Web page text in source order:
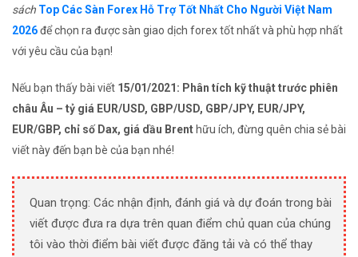
sách Top Các Sàn Forex Hỗ Trợ Tốt Nhất Cho Người Việt Nam
2026để chọn ra được sàn giao dịch forex tốt nhất và phù hợp nhất
với yêu cầu của bạn!
Nếu bạn thấy bài viết 15/01/2021: Phân tích kỹ thuật trước phiên
châu Âu – tỷ giá EUR/USD, GBP/USD, GBP/JPY, EUR/JPY,
EUR/GBP, chỉ số Dax, giá dầu Brent hữu ích, đừng quên chia sẻ bài
viết này đến bạn bè của bạn nhé!
Quan trọng: Các nhận định, đánh giá và dự đoán trong bài
viết được đưa ra dựa trên quan điểm chủ quan của chúng
tôi vào thời điểm bài viết được đăng tải và có thể thay